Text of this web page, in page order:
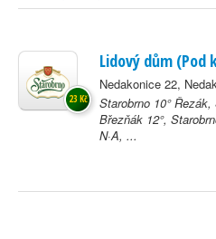
Lidový dům (Pod
Nedakonice 22,
Starobrno 10°
Březňák 12°,
N·A, ...
23 Kč